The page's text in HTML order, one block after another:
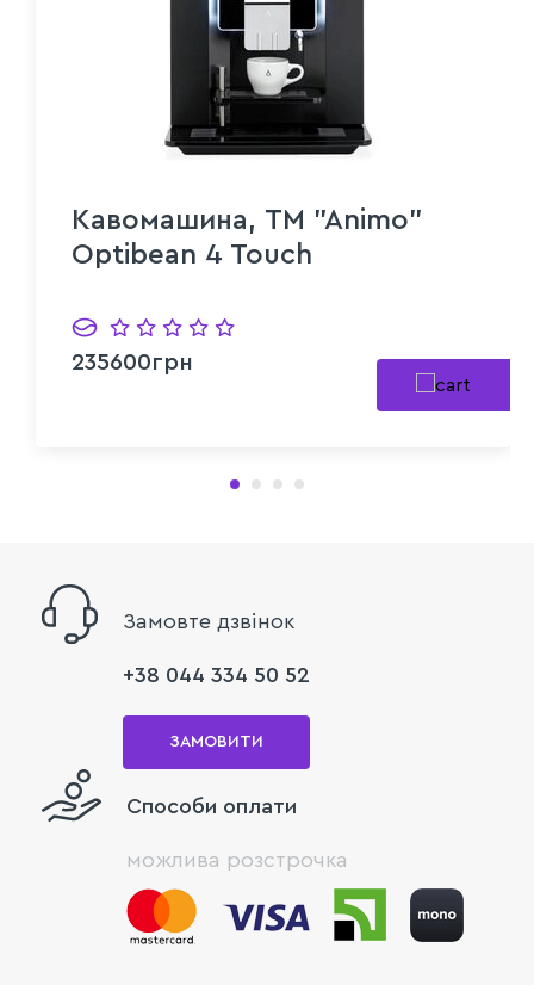
Кавомашина, TM "Animo"
Optibean 4 Touch
235600грн
Замовте дзвінок
+38 044 334 50 52
ЗАМОВИТИ
Способи оплати
можлива розстрочка